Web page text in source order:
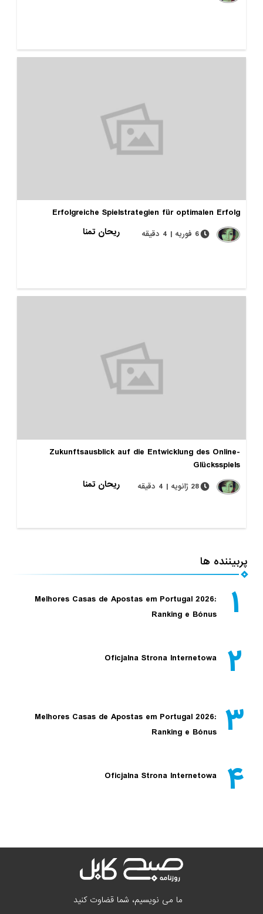
Erfolgreiche Spielstrategien für optimalen Erfolg
ریحان تمنا
6 فوریه | 4 دقیقه
Zukunftsausblick auf die Entwicklung des Online-
Glücksspiels
ریحان تمنا
28 ژانویه | 4 دقیقه
پربیننده ها
۱
Melhores Casas de Apostas em Portugal 2026:
Ranking e Bónus
۲ Oficjalna Strona Internetowa
۳
Melhores Casas de Apostas em Portugal 2026:
Ranking e Bónus
۴ Oficjalna Strona Internetowa
ما می نویسیم، شما قضاوت کنید